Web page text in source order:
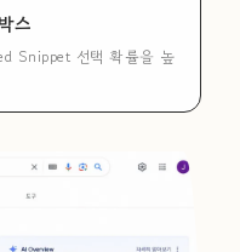
스
Snippet 선택 확률을 높